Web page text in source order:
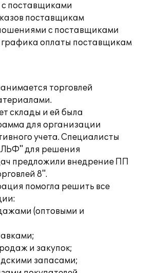
поставщиками
поставщикам
с поставщиками
оплаты поставщикам
торговлей
склады и ей была
для организации
учета. Специалисты
для решения
предложили внедрение ПП
8".
помогла решить все
(оптовыми и
и закупок;
запасами;